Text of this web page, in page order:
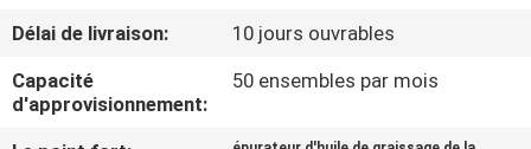
CONTACTEZ-
NOUS
Délai de livraison:
10 jours ouvrables
Capacité
d'approvisionnement:
50 ensembles par mois